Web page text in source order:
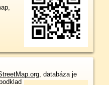
, databáza je